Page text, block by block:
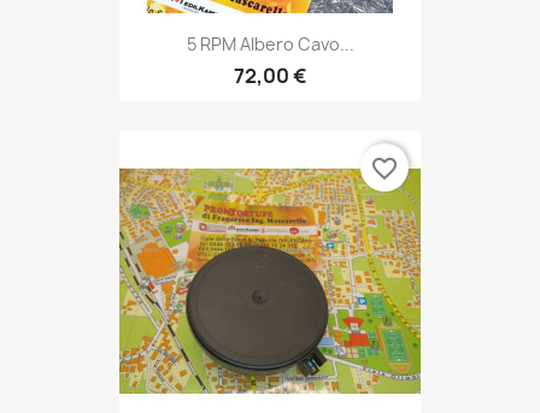
5 RPM Albero Cavo...
72,00 €
favorite_border